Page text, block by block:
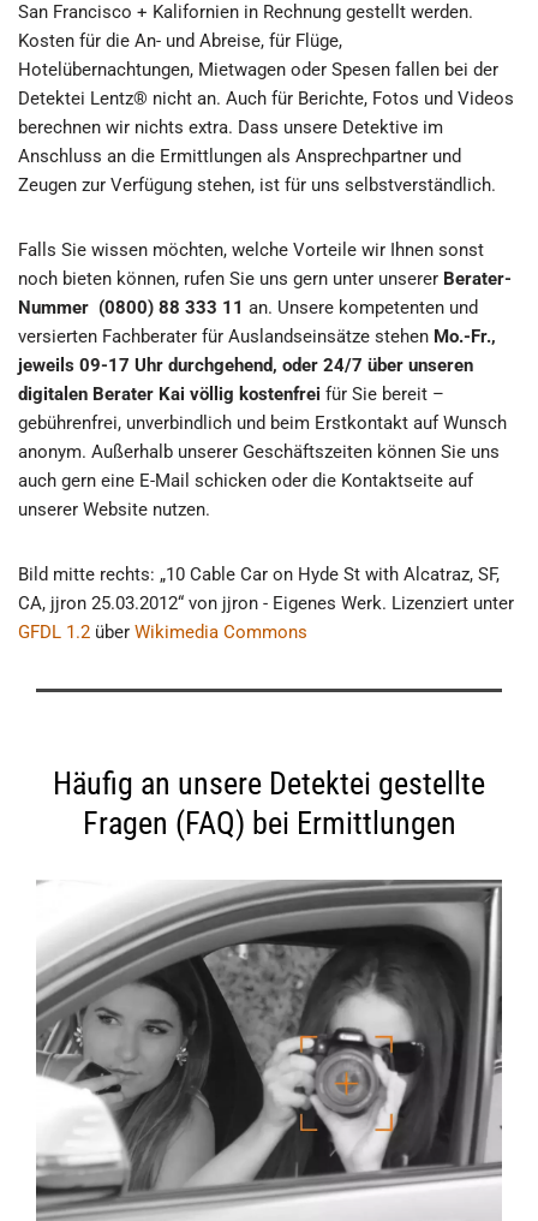
San Francisco + Kalifornien in Rechnung gestellt werden.
Kosten für die An- und Abreise, für Flüge,
Hotelübernachtungen, Mietwagen oder Spesen fallen bei der
Detektei Lentz® nicht an. Auch für Berichte, Fotos und Videos
berechnen wir nichts extra. Dass unsere Detektive im
Anschluss an die Ermittlungen als Ansprechpartner und
Zeugen zur Verfügung stehen, ist für uns selbstverständlich.
Falls Sie wissen möchten, welche Vorteile wir Ihnen sonst
noch bieten können, rufen Sie uns gern unter unserer Berater-
Nummer (0800) 88 333 11 an. Unsere kompetenten und
versierten Fachberater für Auslandseinsätze stehen Mo.-Fr.,
jeweils 09-17 Uhr durchgehend, oder 24/7 über unseren
digitalen Berater Kai völlig kostenfrei für Sie bereit –
gebührenfrei, unverbindlich und beim Erstkontakt auf Wunsch
anonym. Außerhalb unserer Geschäftszeiten können Sie uns
auch gern eine E-Mail schicken oder die Kontaktseite auf
unserer Website nutzen.
Bild mitte rechts: „10 Cable Car on Hyde St with Alcatraz, SF,
CA, jjron 25.03.2012“ von jjron - Eigenes Werk. Lizenziert unter
GFDL 1.2 über Wikimedia Commons
Häufig an unsere Detektei gestellte
Fragen (FAQ) bei Ermittlungen